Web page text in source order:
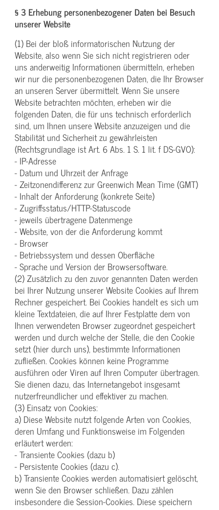
§ 3 Erhebung personenbezogener Daten bei Besuch
unserer Website
(1) Bei der bloß informatorischen Nutzung der
Website, also wenn Sie sich nicht registrieren oder
uns anderweitig Informationen übermitteln, erheben
wir nur die personenbezogenen Daten, die Ihr Browser
an unseren Server übermittelt. Wenn Sie unsere
Website betrachten möchten, erheben wir die
folgenden Daten, die für uns technisch erforderlich
sind, um Ihnen unsere Website anzuzeigen und die
Stabilität und Sicherheit zu gewährleisten
(Rechtsgrundlage ist Art. 6 Abs. 1 S. 1 lit. f DS-GVO):
- IP-Adresse
- Datum und Uhrzeit der Anfrage
- Zeitzonendifferenz zur Greenwich Mean Time (GMT)
- Inhalt der Anforderung (konkrete Seite)
- Zugriffsstatus/HTTP-Statuscode
- jeweils übertragene Datenmenge
- Website, von der die Anforderung kommt
- Browser
- Betriebssystem und dessen Oberfläche
- Sprache und Version der Browsersoftware.
(2) Zusätzlich zu den zuvor genannten Daten werden
bei Ihrer Nutzung unserer Website Cookies auf Ihrem
Rechner gespeichert. Bei Cookies handelt es sich um
kleine Textdateien, die auf Ihrer Festplatte dem von
Ihnen verwendeten Browser zugeordnet gespeichert
werden und durch welche der Stelle, die den Cookie
setzt (hier durch uns), bestimmte Informationen
zufließen. Cookies können keine Programme
ausführen oder Viren auf Ihren Computer übertragen.
Sie dienen dazu, das Internetangebot insgesamt
nutzerfreundlicher und effektiver zu machen.
(3) Einsatz von Cookies:
a) Diese Website nutzt folgende Arten von Cookies,
deren Umfang und Funktionsweise im Folgenden
erläutert werden:
- Transiente Cookies (dazu b)
- Persistente Cookies (dazu c).
b) Transiente Cookies werden automatisiert gelöscht,
wenn Sie den Browser schließen. Dazu zählen
insbesondere die Session-Cookies. Diese speichern